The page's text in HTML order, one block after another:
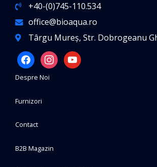
+40-(0)745-110.534
office@bioaqua.ro
Târgu Mureș, Str. Dobrogeanu
facebookinstagramyoutube
Despre Noi
Furnizori
Contact
B2B Magazin